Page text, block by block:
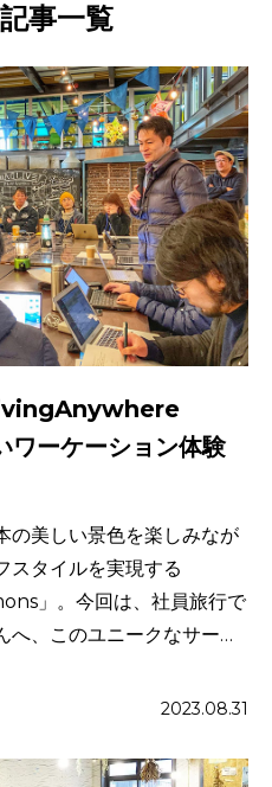
事一覧
ーケーション体験
の美しい景色を楽しみなが
スタイルを実現する
」。今回は、社員旅行で
、このユニークなサービ
2023.08.31